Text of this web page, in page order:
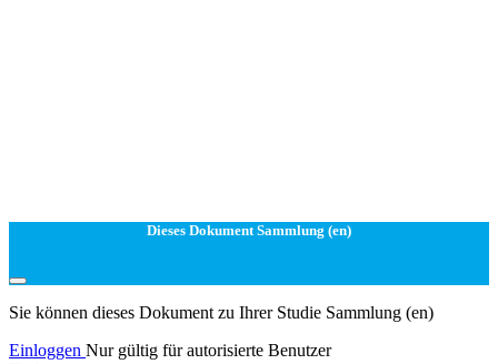
Dieses Dokument Sammlung (en)
Sie können dieses Dokument zu Ihrer Studie Sammlung (en)
Einloggen Nur gültig für autorisierte Benutzer